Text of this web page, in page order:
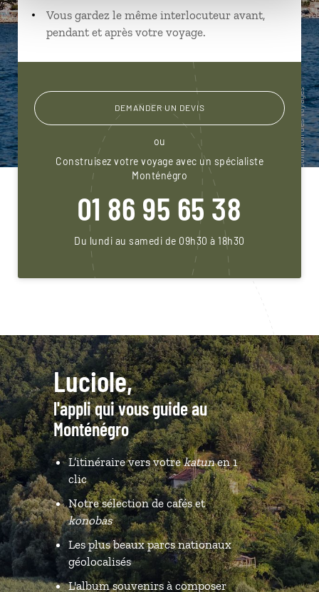
Vous gardez le même interlocuteur avant,
pendant et après votre voyage.
DEMANDER UN DEVIS
ou
Construisez votre voyage avec un spécialiste
Monténégro
01 86 95 65 38
Du lundi au samedi de 09h30 à 18h30
Luciole,
l'appli qui vous guide au
Monténégro
L’itinéraire vers votrekatunen 1
clic
Notre sélection de cafés et
konobas
Les plus beaux parcs nationaux
géolocalisés
L'album souvenirs à composer